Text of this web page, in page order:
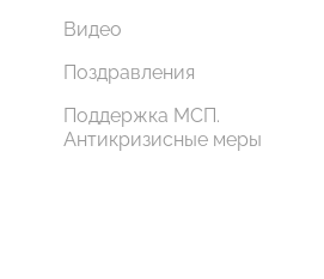
Видео
Поздравления
Поддержка МСП.
Антикризисные меры